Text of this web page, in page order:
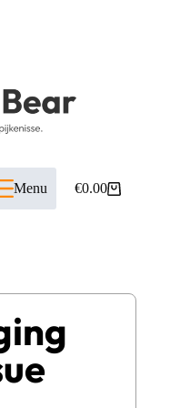
Menu €0.00